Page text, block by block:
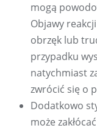
mogą
Objawy
obrzęk lub
przypadku
natychmiast
zwrócić się o
Dodatkowo
może